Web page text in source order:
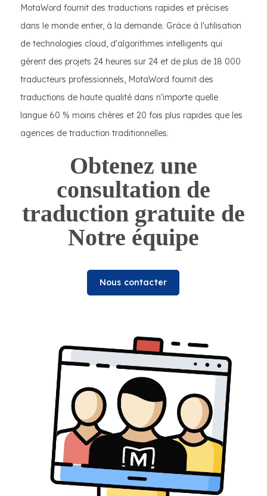
MotaWord fournit des traductions rapides et précises
dans le monde entier, à la demande. Grâce à l'utilisation
de technologies cloud, d'algorithmes intelligents qui
gèrent des projets 24 heures sur 24 et de plus de 18 000
traducteurs professionnels, MotaWord fournit des
traductions de haute qualité dans n'importe quelle
langue 60 % moins chères et 20 fois plus rapides que les
agences de traduction traditionnelles.
Obtenez une
consultation de
traduction gratuite de
Notre équipe
Nous contacter